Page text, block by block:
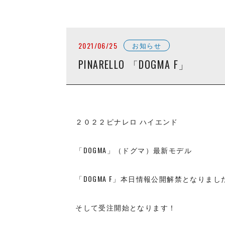
2021/06/25 お知らせ
PINARELLO 「DOGMA F」
２０２２ピナレロ ハイエンド
「DOGMA」（ドグマ）最新モデル
「DOGMA F」本日情報公開解禁となりまし
そして受注開始となります！